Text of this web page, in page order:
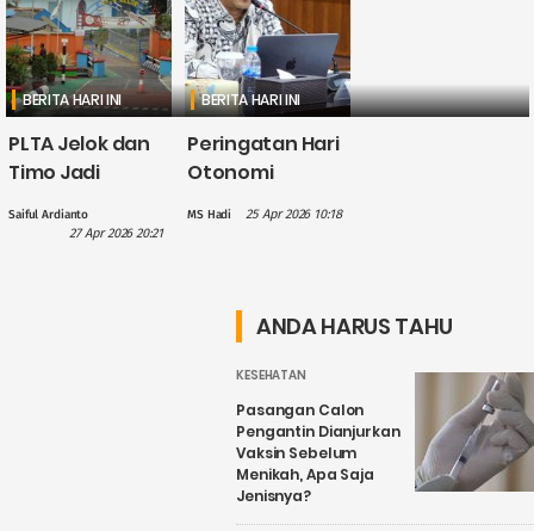
BERITA HARI INI
PLTA Jelok dan
Timo Jadi
dalam
Saiful Ardianto
27 Apr 2026 20:21
BERITA HARI INI
Peringatan Hari
Otonomi
Hilmy: Hak
Sekadar
Wacana
MS Hadi 25 Apr 2026 10:18
ANDA HARUS TAHU
KESEHATAN
Pasangan Calon
Pengantin Dianjurkan
Vaksin Sebelum
Menikah, Apa Saja
Jenisnya?